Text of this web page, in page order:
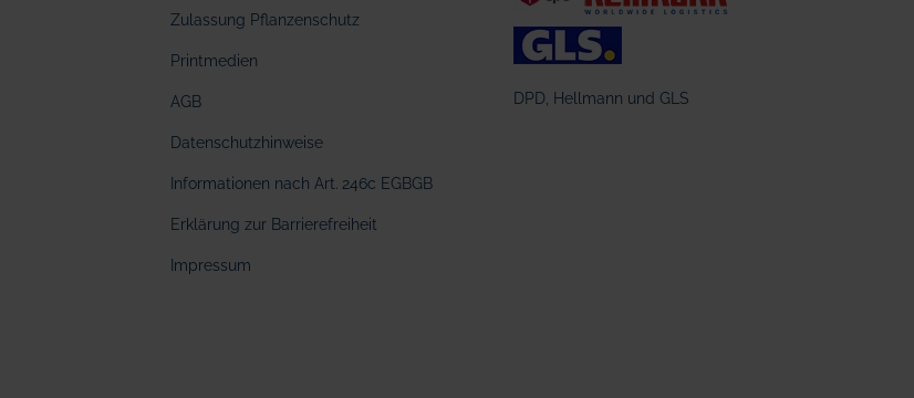
Zulassung Pflanzenschutz
Printmedien
AGB
Datenschutzhinweise
Informationen nach Art. 246c EGBGB
Erklärung zur Barrierefreiheit
Impressum
DPD, Hellmann und GLS